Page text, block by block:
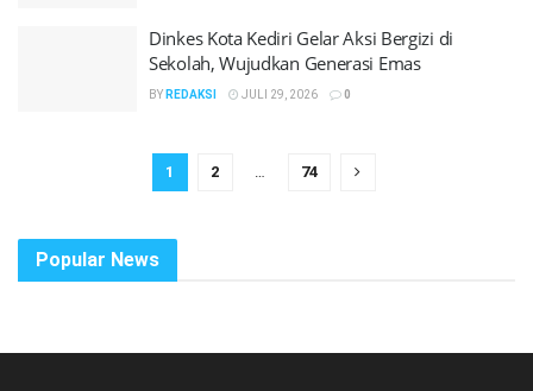
Dinkes Kota Kediri Gelar Aksi Bergizi di
Sekolah, Wujudkan Generasi Emas
BY REDAKSI JULI 29, 2026 0
1 2 74
Popular News